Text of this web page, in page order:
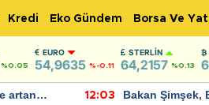
Kredi Eko Gündem Borsa Ve
%0.05
EURO
54,9635 %-0.11
STERLIN
64,2157 %0.13
artan
12:03
Bakan Şimşek,